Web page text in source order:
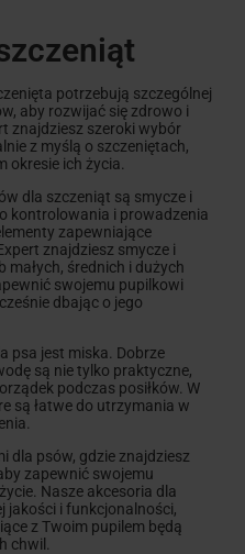
potrzebują szczególnej
aby rozwijać się zdrowo i
znajdziesz szeroki wybór
z myślą o szczeniętach,
okresie ich życia.
dla szczeniąt są smycze i
kontrolowania i prowadzenia
zapewniające
znajdziesz smycze i
średnich i dużych
swojemu pupilkowi
dbając o jego
psa jest miska. Dobrze
są nie tylko praktyczne,
podczas posiłków. W
są łatwe do utrzymania w
dla psów, gdzie znajdziesz
zapewnić swojemu
Nasze akcesoria dla
jakości i funkcjonalności,
z Twoim pupilem będą
chwil.